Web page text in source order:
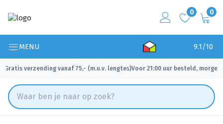
0 0
MENU 9.1/10
Gratis verzending vanaf 75,- (m.u.v. lengtes)
✓ Voor 21:00 uur besteld, morgen